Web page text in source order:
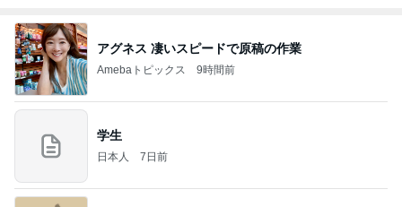
アグネス 凄いスピードで原稿の作業
Amebaトピックス 9時間前
学生
日本人 7日前